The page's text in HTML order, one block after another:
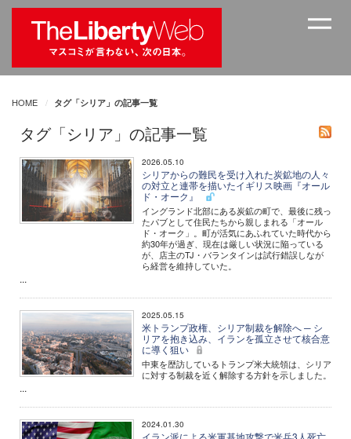
HOME タグ「シリア」の記事一覧
タグ「シリア」の記事一覧
2026.05.10
シリアからの難民を受け入れた炭鉱地の人々
の対立と連帯を描いたイギリス映画『オール
ド・オーク』
イングランド北部にある炭鉱の町で、最後に残っ
たパブとして住民たちから親しまれる「オール
ド・オーク」。町が活気にあふれていた時代から
約30年が過ぎ、現在は厳しい状況に陥っている
が、店主のTJ・バランタインは試行錯誤しなが
ら経営を維持していた。
...
2025.05.15
米トランプ政権、シリア制裁を解除へ ─ シ
リアを抱き込み、イランを孤立させて核合意
に導く狙い
中東を歴訪しているトランプ米大統領は、シリア
に対する制裁を近く解除する方針を示しました。
...
2024.01.30
イラン派による米軍基地攻撃で米兵3人死亡